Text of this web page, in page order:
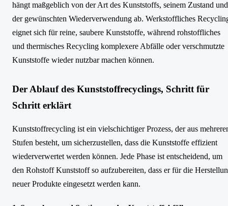
hängt maßgeblich von der Art des Kunststoffs, seinem Zustand und
der gewünschten Wiederverwendung ab. Werkstoffliches
eignet sich für reine, saubere Kunststoffe, während rohstoffliches
und thermisches Recycling komplexere Abfälle oder verschmutzte
Kunststoffe wieder nutzbar machen können.
Der Ablauf des Kunststoffrecyclings, Schritt für
Schritt erklärt
Kunststoffrecycling ist ein vielschichtiger Prozess, der aus
Stufen besteht, um sicherzustellen, dass die Kunststoffe effizient
wiederverwertet werden können. Jede Phase ist entscheidend, um
den Rohstoff Kunststoff so aufzubereiten, dass er für die
neuer Produkte eingesetzt werden kann.